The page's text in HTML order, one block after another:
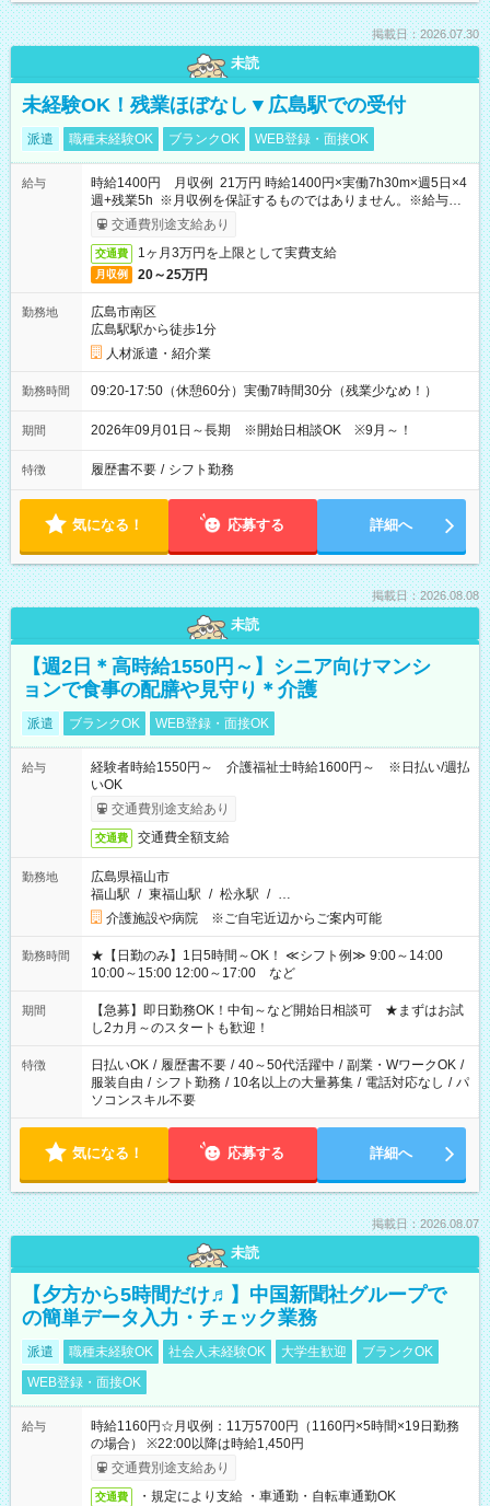
掲載日：2026.07.30
未読
未経験OK！残業ほぼなし▼広島駅での受付
派遣 職種未経験OK ブランクOK WEB登録・面接OK
給与
時給1400円 月収例 21万円 時給1400円×実働7h30m×週5日×4
週+残業5h ※月収例を保証するものではありません。※給与即
受取りサービス利用可（利用条件有）
交通費別途支給あり
交通費 1ヶ月3万円を上限として実費支給
月収例 20～25万円
勤務地
広島市南区
広島駅駅から徒歩1分
人材派遣・紹介業
勤務時間 09:20-17:50（休憩60分）実働7時間30分（残業少なめ！）
期間 2026年09月01日～長期 ※開始日相談OK ※9月～！
特徴 履歴書不要 / シフト勤務
気になる！ 応募する 詳細へ
掲載日：2026.08.08
未読
【週2日＊高時給1550円～】シニア向けマンシ
ョンで食事の配膳や見守り＊介護
派遣 ブランクOK WEB登録・面接OK
給与
経験者時給1550円～ 介護福祉士時給1600円～ ※日払い/週払
いOK
交通費別途支給あり
交通費 交通費全額支給
勤務地
広島県福山市
福山駅 / 東福山駅 / 松永駅 / …
介護施設や病院 ※ご自宅近辺からご案内可能
勤務時間
★【日勤のみ】1日5時間～OK！ ≪シフト例≫ 9:00～14:00
10:00～15:00 12:00～17:00 など
期間
【急募】即日勤務OK！中旬～など開始日相談可 ★まずはお試
し2カ月～のスタートも歓迎！
特徴 日払いOK / 履歴書不要 / 40～50代活躍中 / 副業・WワークOK /
服装自由 / シフト勤務 / 10名以上の大量募集 / 電話対応なし / パ
ソコンスキル不要
気になる！ 応募する 詳細へ
掲載日：2026.08.07
未読
【夕方から5時間だけ♬】中国新聞社グループで
の簡単データ入力・チェック業務
派遣 職種未経験OK 社会人未経験OK 大学生歓迎
ブランクOK
WEB登録・面接OK
給与
時給1160円☆月収例：11万5700円（1160円×5時間×19日勤務
の場合） ※22:00以降は時給1,450円
交通費別途支給あり
交通費 ・規定により支給 ・車通勤・自転車通勤OK